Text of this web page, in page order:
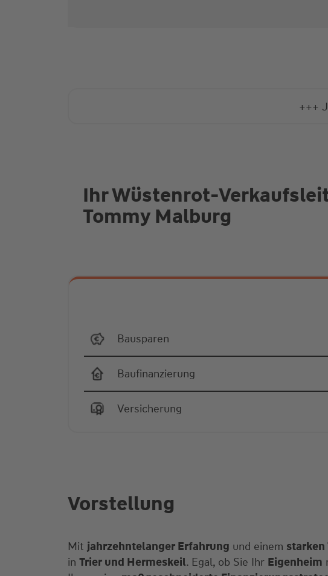
+++
Ihr Wüstenrot-
Tommy Malburg
Bausparen
Baufinanzierung
Versicherung
Vorstellung
Mit jahrzehntelanger Erfahrung und einem starken
in Trier und Hermeskeil. Egal, ob Sie Ihr Eigenheim